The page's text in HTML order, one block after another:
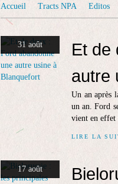
Accueil Tracts NPA Editos
31 août
Et de
autre
Un an après
un an. Ford
vient en effet
LIRE LA
17 août